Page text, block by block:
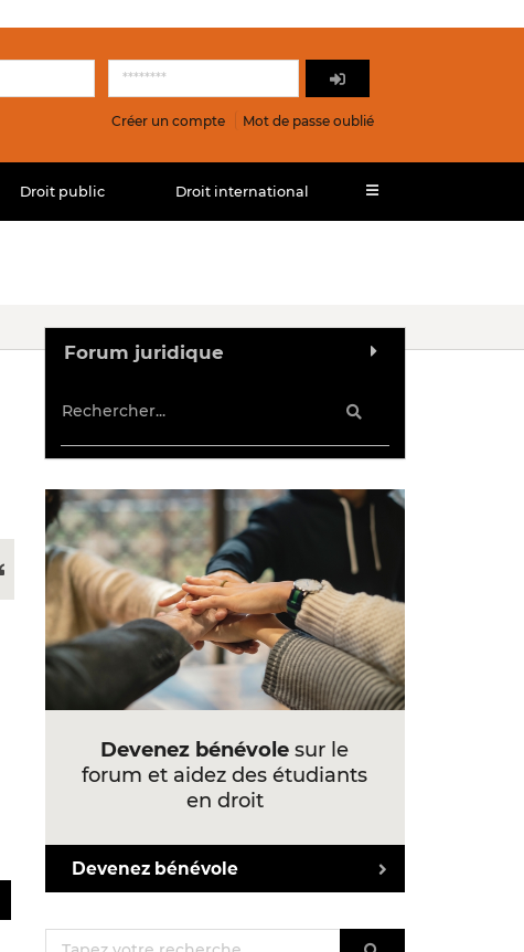
Créer un compte Mot de passe oublié
Droit public Droit international
Forum juridique
Devenez bénévole sur le
forum et aidez des étudiants
en droit
Devenez bénévole